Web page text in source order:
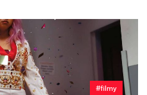
#filmy